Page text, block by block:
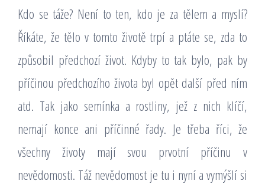
Kdo se táže? Není to ten, kdo je za tělem a myslí?
Říkáte, že tělo v tomto životě trpí a ptáte se, zda to
způsobil předchozí život. Kdyby to tak bylo, pak by
příčinou předchozího života byl opět další před ním
atd. Tak jako semínka a rostliny, jež z nich klíčí,
nemají konce ani příčinné řady. Je třeba říci, že
všechny životy mají svou prvotní příčinu v
nevědomosti. Táž nevědomost je tu i nyní a vymýšlí si